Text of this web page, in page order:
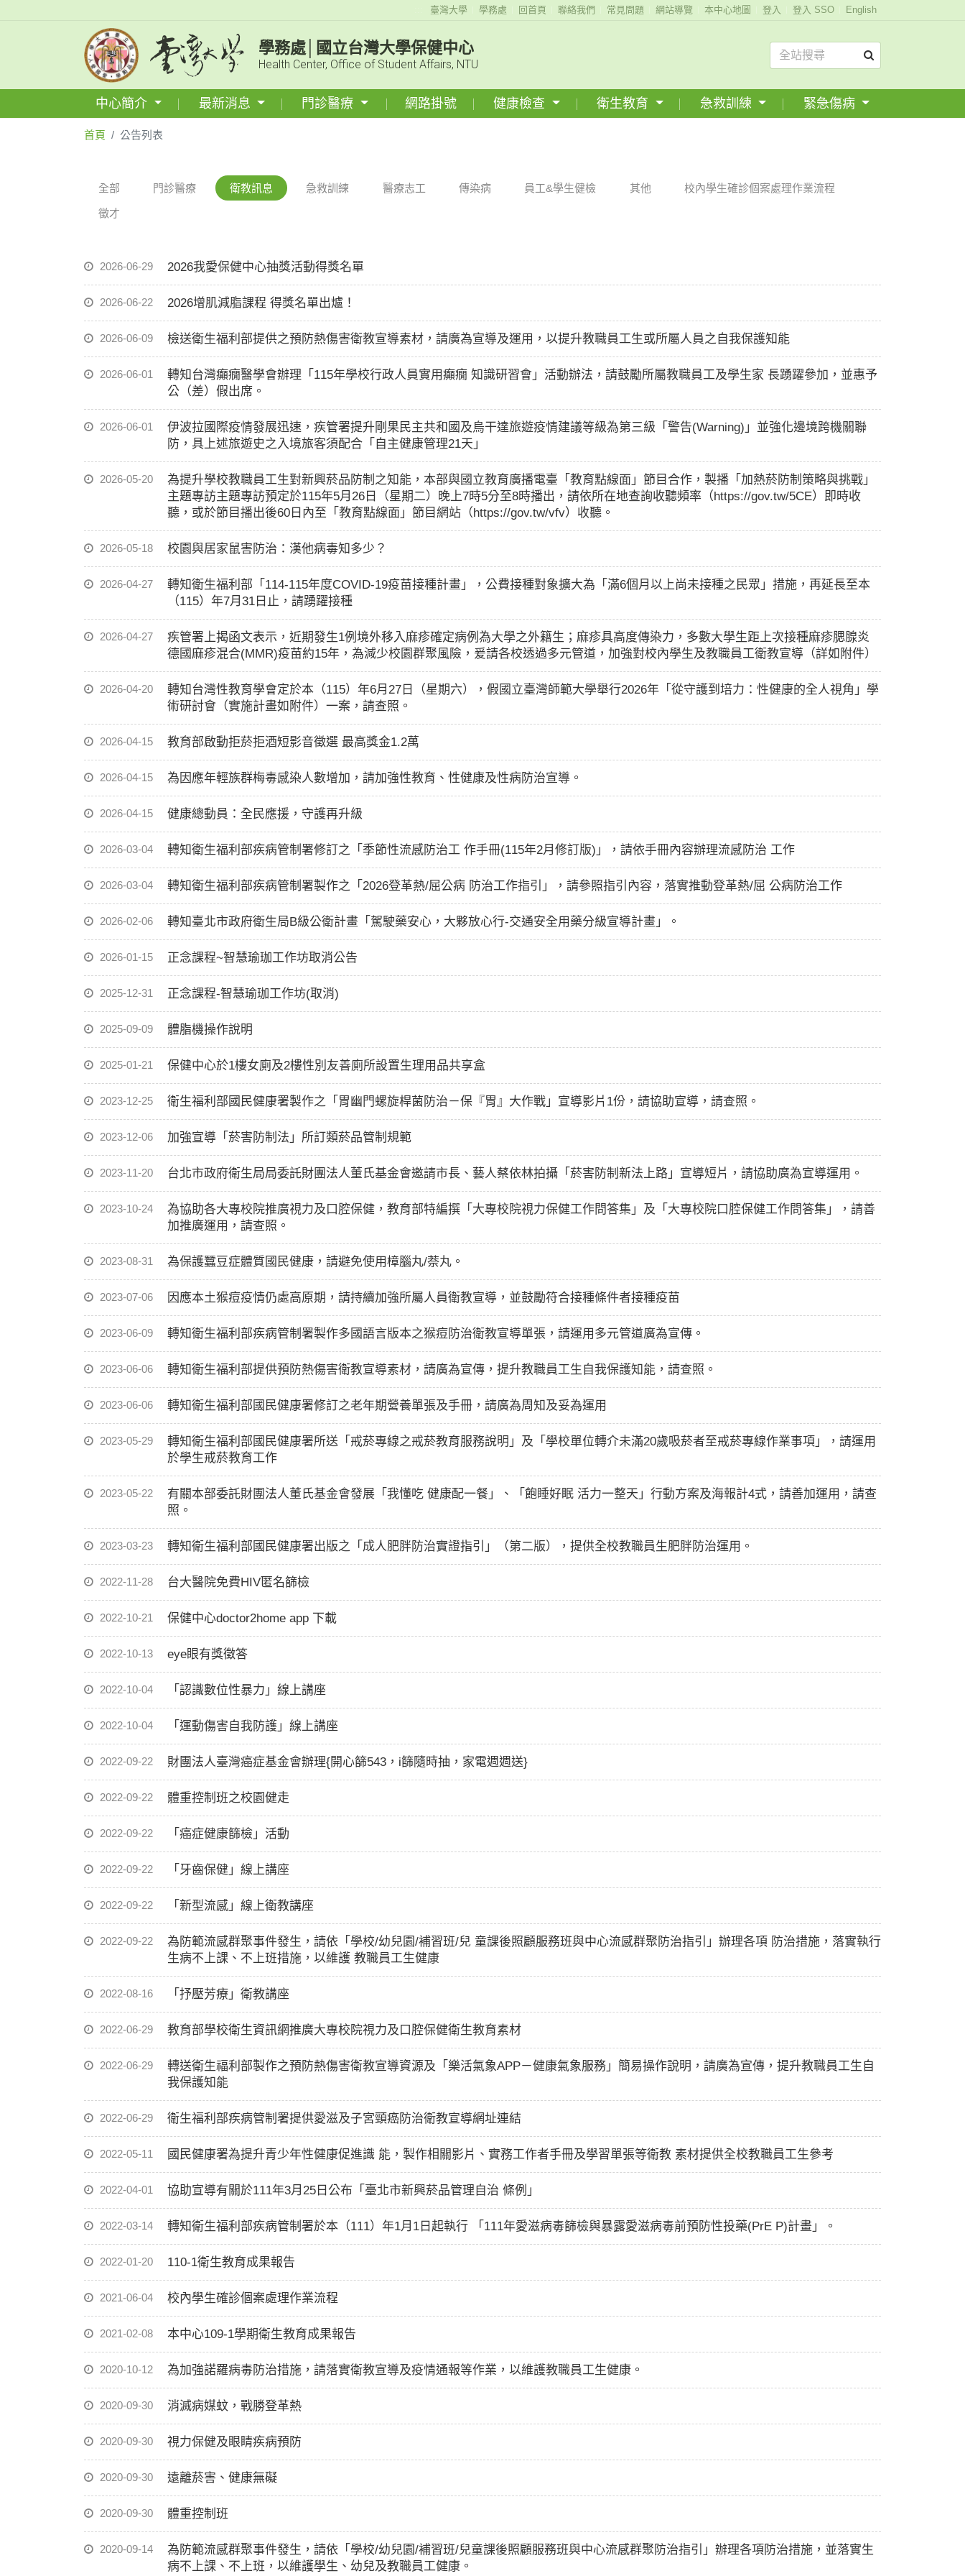
臺灣大學 學務處 回首頁 聯絡我們 常見問題 網站導覽 本中心地圖 登入 登入 SSO English
學務處│國立台灣大學保健中心
Health Center, Office of Student Affairs, NTU
中心簡介 最新消息 門診醫療 網路掛號 健康檢查 衛生教育 急救訓練 緊急傷病
首頁 公告列表
全部 門診醫療 衛教訊息 急救訓練 醫療志工 傳染病 員工&學生健檢 其他 校內學生確診個案處理作業流程
徵才
2026-06-29 2026我愛保健中心抽獎活動得獎名單
2026-06-22 2026增肌減脂課程 得獎名單出爐！
2026-06-09 檢送衛生福利部提供之預防熱傷害衛教宣導素材，請廣為宣導及運用，以提升教職員工生或所屬人員之自我保護知能
2026-06-01
轉知台灣癲癇醫學會辦理「115年學校行政人員實用癲癇 知識研習會」活動辦法，請鼓勵所屬教職員工及學生家 長踴躍參加，並惠予
公（差）假出席。
2026-06-01
伊波拉國際疫情發展迅速，疾管署提升剛果民主共和國及烏干達旅遊疫情建議等級為第三級「警告(Warning)」並強化邊境跨機關聯
防，具上述旅遊史之入境旅客須配合「自主健康管理21天」
2026-05-20
為提升學校教職員工生對新興菸品防制之知能，本部與國立教育廣播電臺「教育點線面」節目合作，製播「加熱菸防制策略與挑戰」
主題專訪主題專訪預定於115年5月26日（星期二）晚上7時5分至8時播出，請依所在地查詢收聽頻率（https://gov.tw/5CE）即時收
聽，或於節目播出後60日內至「教育點線面」節目網站（https://gov.tw/vfv）收聽。
2026-05-18 校園與居家鼠害防治：漢他病毒知多少？
2026-04-27
轉知衛生福利部「114-115年度COVID-19疫苗接種計畫」，公費接種對象擴大為「滿6個月以上尚未接種之民眾」措施，再延長至本
（115）年7月31日止，請踴躍接種
2026-04-27
疾管署上揭函文表示，近期發生1例境外移入麻疹確定病例為大學之外籍生；麻疹具高度傳染力，多數大學生距上次接種麻疹腮腺炎
德國麻疹混合(MMR)疫苗約15年，為減少校園群聚風險，爰請各校透過多元管道，加強對校內學生及教職員工衛教宣導（詳如附件）
2026-04-20
轉知台灣性教育學會定於本（115）年6月27日（星期六），假國立臺灣師範大學舉行2026年「從守護到培力：性健康的全人視角」學
術研討會（實施計畫如附件）一案，請查照。
2026-04-15 教育部啟動拒菸拒酒短影音徵選 最高獎金1.2萬
2026-04-15 為因應年輕族群梅毒感染人數增加，請加強性教育、性健康及性病防治宣導。
2026-04-15 健康總動員：全民應援，守護再升級
2026-03-04 轉知衛生福利部疾病管制署修訂之「季節性流感防治工 作手冊(115年2月修訂版)」，請依手冊內容辦理流感防治 工作
2026-03-04 轉知衛生福利部疾病管制署製作之「2026登革熱/屈公病 防治工作指引」，請參照指引內容，落實推動登革熱/屈 公病防治工作
2026-02-06 轉知臺北市政府衛生局B級公衛計畫「駕駛藥安心，大夥放心行-交通安全用藥分級宣導計畫」。
2026-01-15 正念課程~智慧瑜珈工作坊取消公告
2025-12-31 正念課程-智慧瑜珈工作坊(取消)
2025-09-09 體脂機操作說明
2025-01-21 保健中心於1樓女廁及2樓性別友善廁所設置生理用品共享盒
2023-12-25 衛生福利部國民健康署製作之「胃幽門螺旋桿菌防治－保『胃』大作戰」宣導影片1份，請協助宣導，請查照。
2023-12-06 加強宣導「菸害防制法」所訂類菸品管制規範
2023-11-20 台北市政府衛生局局委託財團法人董氏基金會邀請市長、藝人蔡依林拍攝「菸害防制新法上路」宣導短片，請協助廣為宣導運用。
2023-10-24
為協助各大專校院推廣視力及口腔保健，教育部特編撰「大專校院視力保健工作問答集」及「大專校院口腔保健工作問答集」，請善
加推廣運用，請查照。
2023-08-31 為保護蠶豆症體質國民健康，請避免使用樟腦丸/萘丸。
2023-07-06 因應本土猴痘疫情仍處高原期，請持續加強所屬人員衛教宣導，並鼓勵符合接種條件者接種疫苗
2023-06-09 轉知衛生福利部疾病管制署製作多國語言版本之猴痘防治衛教宣導單張，請運用多元管道廣為宣傳。
2023-06-06 轉知衛生福利部提供預防熱傷害衛教宣導素材，請廣為宣傳，提升教職員工生自我保護知能，請查照。
2023-06-06 轉知衛生福利部國民健康署修訂之老年期營養單張及手冊，請廣為周知及妥為運用
2023-05-29
​轉知衛生福利部國民健康署所送「戒菸專線之戒菸教育服務說明」及「學校單位轉介未滿20歲吸菸者至戒菸專線作業事項」，請運用
於學生戒菸教育工作
2023-05-22
有關本部委託財團法人董氏基金會發展「我懂吃 健康配一餐」、「飽睡好眠 活力一整天」行動方案及海報計4式，請善加運用，請查
照。
2023-03-23 轉知衛生福利部國民健康署出版之「成人肥胖防治實證指引」（第二版），提供全校教職員生肥胖防治運用。
2022-11-28 台大醫院免費HIV匿名篩檢
2022-10-21 保健中心doctor2home app 下載
2022-10-13 eye眼有獎徵答
2022-10-04 「認識數位性暴力」線上講座
2022-10-04 「運動傷害自我防護」線上講座
2022-09-22 財團法人臺灣癌症基金會辦理{開心篩543，i篩隨時抽，家電週週送}
2022-09-22 體重控制班之校園健走
2022-09-22 「癌症健康篩檢」活動
2022-09-22 「牙齒保健」線上講座
2022-09-22 「新型流感」線上衛教講座
2022-09-22
為防範流感群聚事件發生，請依「學校/幼兒園/補習班/兒 童課後照顧服務班與中心流感群聚防治指引」辦理各項 防治措施，落實執行
生病不上課、不上班措施，以維護 教職員工生健康
2022-08-16 「抒壓芳療」衛教講座
2022-06-29 教育部學校衛生資訊網推廣大專校院視力及口腔保健衛生教育素材
2022-06-29
轉送衛生福利部製作之預防熱傷害衛教宣導資源及「樂活氣象APP－健康氣象服務」簡易操作說明，請廣為宣傳，提升教職員工生自
我保護知能
2022-06-29 衛生福利部疾病管制署提供愛滋及子宮頸癌防治衛教宣導網址連結
2022-05-11 國民健康署為提升青少年性健康促進識 能，製作相關影片、實務工作者手冊及學習單張等衛教 素材提供全校教職員工生參考
2022-04-01 協助宣導有關於111年3月25日公布「臺北市新興菸品管理自治 條例」
2022-03-14 轉知衛生福利部疾病管制署於本（111）年1月1日起執行 「111年愛滋病毒篩檢與暴露愛滋病毒前預防性投藥(PrE P)計畫」。
2022-01-20 110-1衛生教育成果報告
2021-06-04 校內學生確診個案處理作業流程
2021-02-08 本中心109-1學期衛生教育成果報告
2020-10-12 為加強諾羅病毒防治措施，請落實衛教宣導及疫情通報等作業，以維護教職員工生健康。
2020-09-30 消滅病媒蚊，戰勝登革熱
2020-09-30 視力保健及眼睛疾病預防
2020-09-30 遠離菸害、健康無礙
2020-09-30 體重控制班
2020-09-14
為防範流感群聚事件發生，請依「學校/幼兒園/補習班/兒童課後照顧服務班與中心流感群聚防治指引」辦理各項防治措施，並落實生
病不上課、不上班，以維護學生、幼兒及教職員工健康。